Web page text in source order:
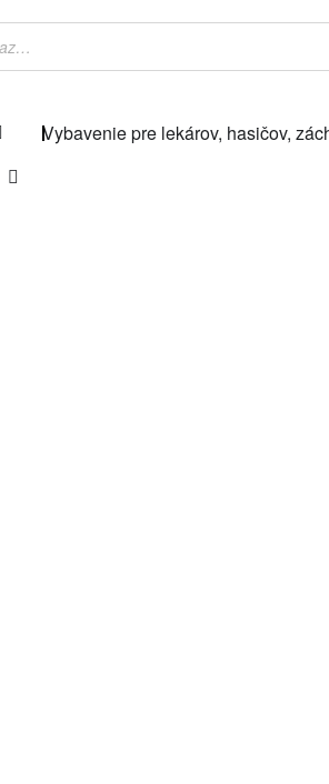
Vybavenie pre lekárov, hasičov,